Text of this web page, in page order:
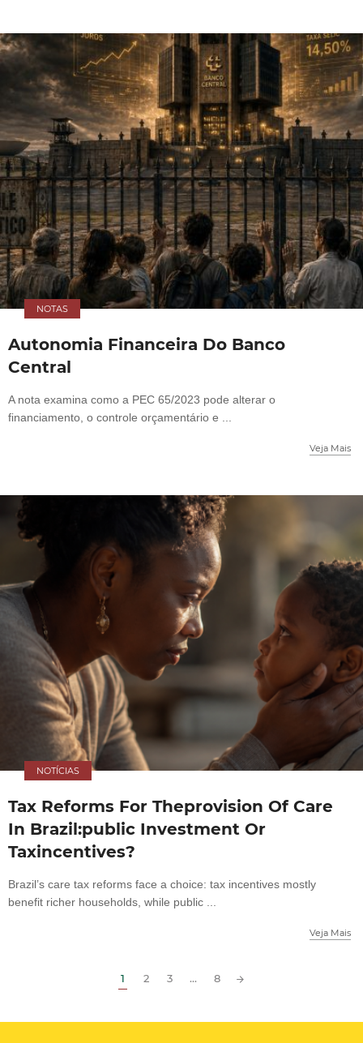
NOTAS
Autonomia Financeira Do Banco
Central
A nota examina como a PEC 65/2023 pode alterar o
financiamento, o controle orçamentário e ...
Veja Mais
NOTÍCIAS
Tax Reforms For Theprovision Of Care
In Brazil:public Investment Or
Taxincentives?
Brazil’s care tax reforms face a choice: tax incentives mostly
benefit richer households, while public ...
Veja Mais
1 2 3 ... 8